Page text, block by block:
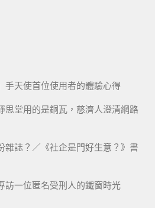
手天使首位使用者的體驗心得
思堂用的是銅瓦，慈濟人澄清網路
雜誌？／《社企是門好生意？》書
訪一位匿名受刑人的鐵窗時光